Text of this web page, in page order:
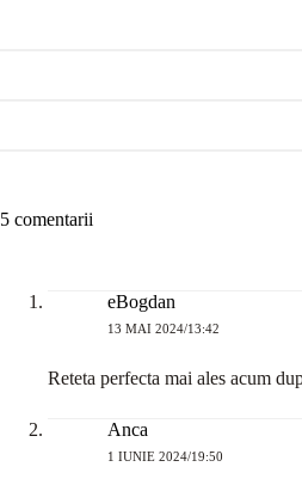
5 comentarii
eBogdan
13 MAI 2024/13:42
Reteta perfecta mai ales acum
Anca
1 IUNIE 2024/19:50